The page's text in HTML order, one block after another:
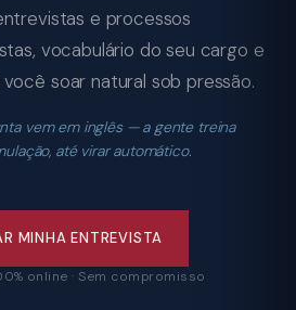
e processos
vocabulário do seu cargo e
soar natural sob pressão.
vem em inglês — a gente treina
até virar automático.
MINHA ENTREVISTA
online · Sem compromisso